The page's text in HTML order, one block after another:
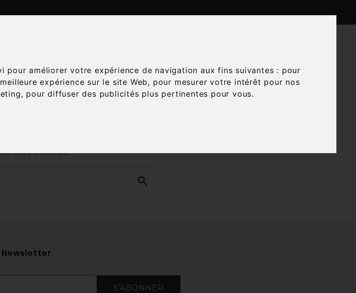
améliorer votre expérience de navigation aux fins suivantes : pour
expérience sur le site Web, pour mesurer votre intérêt pour nos
, pour diffuser des publicités plus pertinentes pour vous.
vous cherchez

Newsletter
S’ABONNER